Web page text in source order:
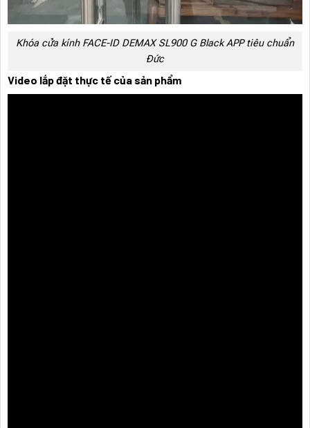
Khóa cửa kính FACE-ID DEMAX SL900 G Black APP tiêu chuẩn
Đức
Video lắp đặt thực tế của sản phẩm